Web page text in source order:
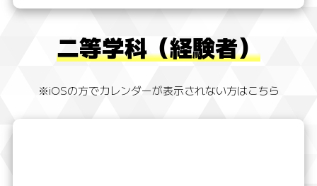
二等学科（経験者）
※iOSの方でカレンダーが表示されない方はこちら